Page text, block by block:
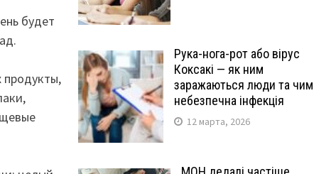
будет
продукты,
Рука-нога-рот або вірус
Коксакі — як ним
заражаються люди та чим
небезпечна інфекція
12 марта, 2026